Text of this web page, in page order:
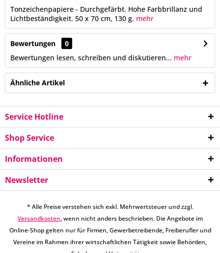
Tonzeichenpapiere - Durchgefärbt. Hohe Farbbrillanz und
Lichtbeständigkeit. 50 x 70 cm, 130 g. mehr
Bewertungen
0
Bewertungen lesen, schreiben und diskutieren... mehr
Ähnliche Artikel
Service Hotline
Shop Service
Informationen
Newsletter
* Alle Preise verstehen sich exkl. Mehrwertsteuer und zzgl.
Versandkosten, wenn nicht anders beschrieben. Die Angebote im
Online-Shop gelten nur für Firmen, Gewerbetreibende, Freiberufler und
Vereine im Rahmen ihrer wirtschaftlichen Tätigkeit sowie Behörden,